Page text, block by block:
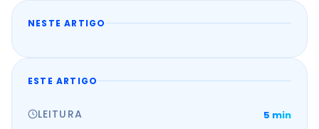
NESTE ARTIGO
ESTE ARTIGO
LEITURA 5 min